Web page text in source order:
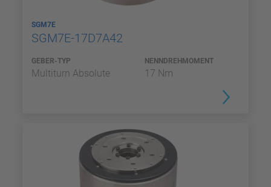
SGM7E
SGM7E-17D7A42
GEBER-TYP
Multiturn Absolute
NENNDREHMOMENT
17 Nm